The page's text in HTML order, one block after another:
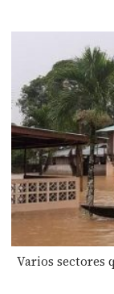
Varios sectores